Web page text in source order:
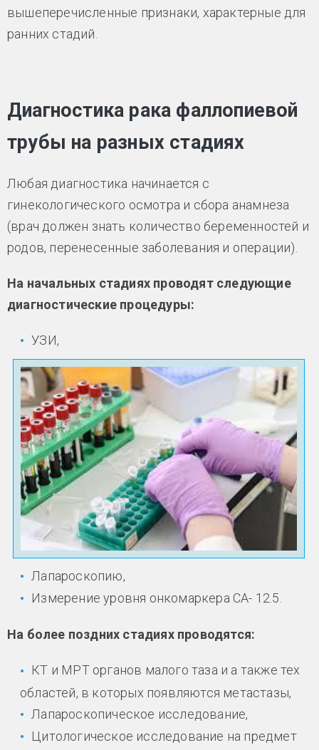
вышеперечисленные признаки, характерные для
ранних стадий.
Диагностика рака фаллопиевой
трубы на разных стадиях
Любая диагностика начинается с
гинекологического осмотра и сбора анамнеза
(врач должен знать количество беременностей и
родов, перенесенные заболевания и операции).
На начальных стадиях проводят следующие
диагностические процедуры:
УЗИ,
Лапароскопию,
Измерение уровня онкомаркера СА- 12.5.
На более поздних стадиях проводятся:
КТ и МРТ органов малого таза и а также тех
областей, в которых появляются метастазы,
Лапароскопическое исследование,
Цитологическое исследование на предмет